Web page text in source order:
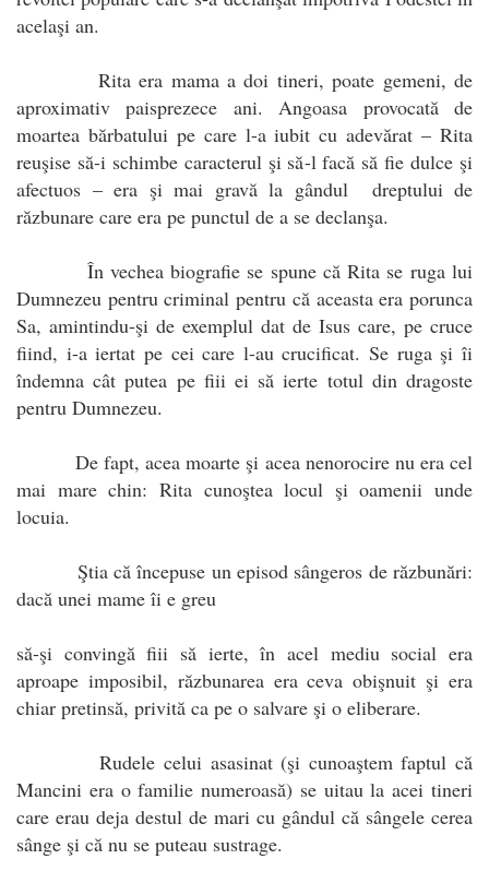
acelaşi an.
Rita era mama a doi tineri, poate gemeni, de
aproximativ paisprezece ani. Angoasa provocată de
moartea bărbatului pe care l-a iubit cu adevărat – Rita
reuşise să-i schimbe caracterul şi să-l facă să fie dulce şi
afectuos – era şi mai gravă la gândul dreptului de
răzbunare care era pe punctul de a se declanşa.
În vechea biografie se spune că Rita se ruga lui
Dumnezeu pentru criminal pentru că aceasta era porunca
Sa, amintindu-şi de exemplul dat de Isus care, pe cruce
fiind, i-a iertat pe cei care l-au crucificat. Se ruga şi îi
îndemna cât putea pe fiii ei să ierte totul din dragoste
pentru Dumnezeu.
De fapt, acea moarte şi acea nenorocire nu era cel
mai mare chin: Rita cunoştea locul şi oamenii unde
locuia.
Ştia că începuse un episod sângeros de răzbunări:
dacă unei mame îi e greu
să-şi convingă fiii să ierte, în acel mediu social era
aproape imposibil, răzbunarea era ceva obişnuit şi era
chiar pretinsă, privită ca pe o salvare şi o eliberare.
Rudele celui asasinat (şi cunoaştem faptul că
Mancini era o familie numeroasă) se uitau la acei tineri
care erau deja destul de mari cu gândul că sângele cerea
sânge şi că nu se puteau sustrage.